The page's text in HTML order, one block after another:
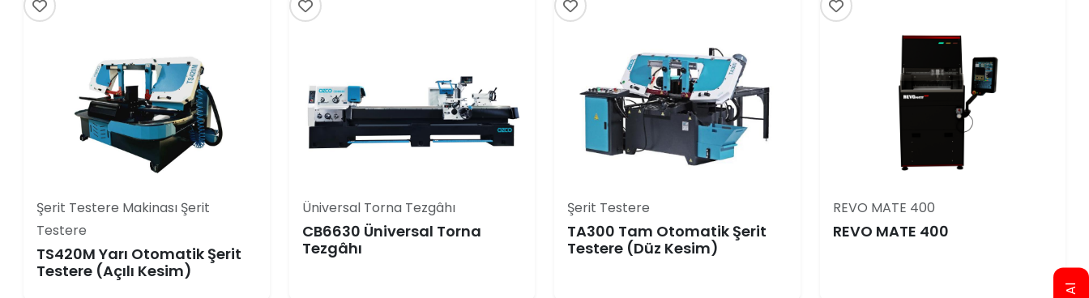
Şerit Testere Makinası Şerit
Testere
TS420M Yarı Otomatik Şerit
Testere (Açılı Kesim)
Üniversal Torna Tezgâhı
CB6630 Üniversal Torna
Tezgâhı
Şerit Testere
TA300 Tam Otomatik Şerit
Testere (Düz Kesim)
REVO MATE 400
REVO MATE 400